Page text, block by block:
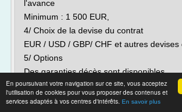
En poursuivant votre navigation sur ce site, vous acceptez
l'utilisation de cookies pour vous proposer des contenus et
services adaptés à vos centres d'intérêts. En savoir plus
l'avance
Minimum : 1 500 EUR,
4/ Choix de la devise du contrat
EUR / USD / GBP/ CHF et autres devises
5/ Options
Des garanties décès sont disponibles.
Le succès de l'assurance-vie
en grande partie par l'avantage fiscal